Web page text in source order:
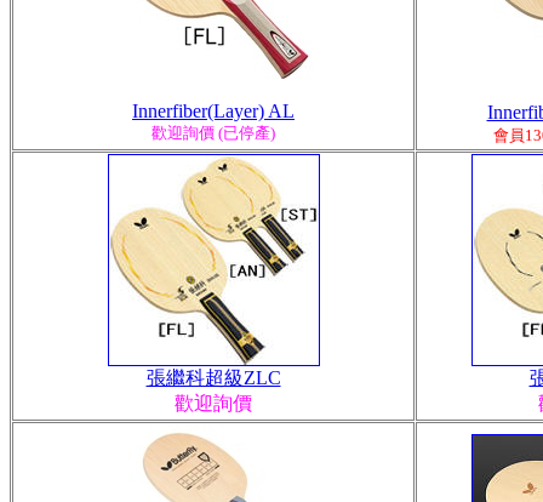
Innerfiber(Layer) AL
歡迎詢價 (已停產) 會員
張繼科超級ZLC
歡迎詢價